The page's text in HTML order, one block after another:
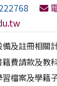
及註冊相關
費請款及教
檔案及學籍